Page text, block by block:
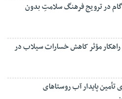
در ترویج فرهنگ سلامتِ بدون
راهکار مؤثر کاهش خسارات سیلاب در
تأمین پایدار آب روستاهای